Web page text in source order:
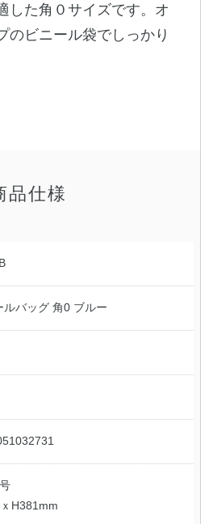
希望の方へ
した角０サイズです。オ
のビニール袋でしっかり
品仕様
ルバッグ 角0 ブルー
H381mm